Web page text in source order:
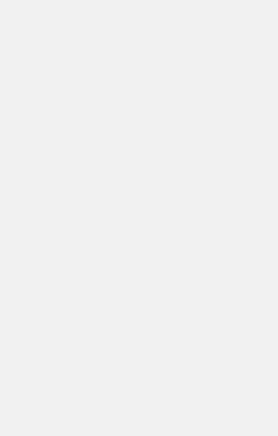
Skorzystaj z czatu z